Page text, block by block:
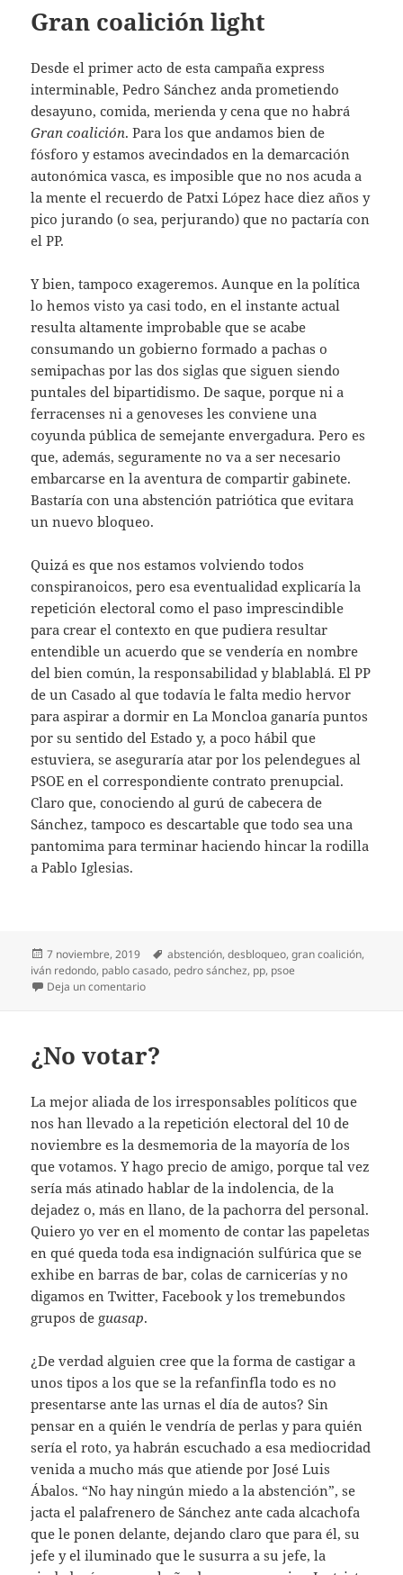
Gran coalición light
Desde el primer acto de esta campaña express
interminable, Pedro Sánchez anda prometiendo
desayuno, comida, merienda y cena que no habrá
Gran coalición. Para los que andamos bien de
fósforo y estamos avecindados en la demarcación
autonómica vasca, es imposible que no nos acuda a
la mente el recuerdo de Patxi López hace diez años y
pico jurando (o sea, perjurando) que no pactaría con
el PP.
Y bien, tampoco exageremos. Aunque en la política
lo hemos visto ya casi todo, en el instante actual
resulta altamente improbable que se acabe
consumando un gobierno formado a pachas o
semipachas por las dos siglas que siguen siendo
puntales del bipartidismo. De saque, porque ni a
ferracenses ni a genoveses les conviene una
coyunda pública de semejante envergadura. Pero es
que, además, seguramente no va a ser necesario
embarcarse en la aventura de compartir gabinete.
Bastaría con una abstención patriótica que evitara
un nuevo bloqueo.
Quizá es que nos estamos volviendo todos
conspiranoicos, pero esa eventualidad explicaría la
repetición electoral como el paso imprescindible
para crear el contexto en que pudiera resultar
entendible un acuerdo que se vendería en nombre
del bien común, la responsabilidad y blablablá. El PP
de un Casado al que todavía le falta medio hervor
para aspirar a dormir en La Moncloa ganaría puntos
por su sentido del Estado y, a poco hábil que
estuviera, se aseguraría atar por los pelendegues al
PSOE en el correspondiente contrato prenupcial.
Claro que, conociendo al gurú de cabecera de
Sánchez, tampoco es descartable que todo sea una
pantomima para terminar haciendo hincar la rodilla
a Pablo Iglesias.
Publicado
el
7 noviembre, 2019 Etiquetas
abstención,desbloqueo,gran coalición,
iván redondo, pablo casado, pedro sánchez, pp, psoe
Deja un comentarioen Gran coalición light
¿No votar?
La mejor aliada de los irresponsables políticos que
nos han llevado a la repetición electoral del 10 de
noviembre es la desmemoria de la mayoría de los
que votamos. Y hago precio de amigo, porque tal vez
sería más atinado hablar de la indolencia, de la
dejadez o, más en llano, de la pachorra del personal.
Quiero yo ver en el momento de contar las papeletas
en qué queda toda esa indignación sulfúrica que se
exhibe en barras de bar, colas de carnicerías y no
digamos en Twitter, Facebook y los tremebundos
grupos de guasap.
¿De verdad alguien cree que la forma de castigar a
unos tipos a los que se la refanfinfla todo es no
presentarse ante las urnas el día de autos? Sin
pensar en a quién le vendría de perlas y para quién
sería el roto, ya habrán escuchado a esa mediocridad
venida a mucho más que atiende por José Luis
Ábalos. “No hay ningún miedo a la abstención”, se
jacta el palafrenero de Sánchez ante cada alcachofa
que le ponen delante, dejando claro que para él, su
jefe y el iluminado que le susurra a su jefe, la